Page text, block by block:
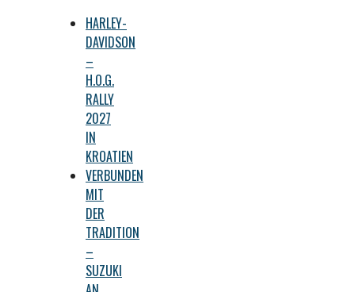
HARLEY-
DAVIDSON
–
H.O.G.
RALLY
2027
IN
KROATIEN
VERBUNDEN
MIT
DER
TRADITION
–
SUZUKI